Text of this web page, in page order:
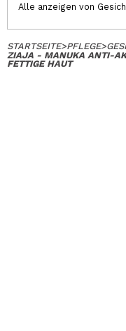
Alle anzeigen von
STARTSEITE>PFLEGE>
ZIAJA - MANUKA ANTI-
FETTIGE HAUT